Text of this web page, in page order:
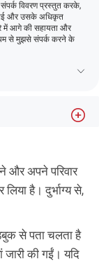
विवरण प्रस्तुत करके,
और उसके अधिकृत
में आगे की सहायता और
से मुझसे संपर्क करने के
और अपने परिवार
है। दुर्भाग्य से,
से पता चलता है
जारी की गईं। यदि